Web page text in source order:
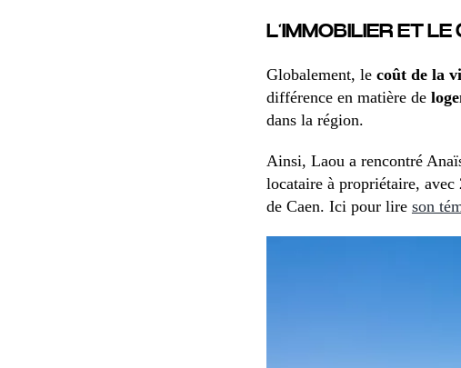
L’IMMOBILIER ET
Globalement, le coût de la
différence en matière de
dans la région.
Ainsi, Laou a rencontré
locataire à propriétaire, avec
de Caen. Ici pour lire son